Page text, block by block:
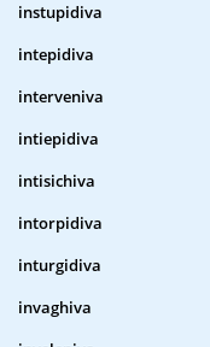
instupidiva
intepidiva
interveniva
intiepidiva
intisichiva
intorpidiva
inturgidiva
invaghiva